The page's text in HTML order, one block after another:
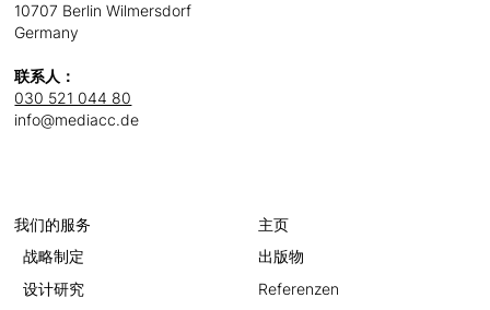
10707 Berlin Wilmersdorf
Germany
联系人：
030 521 044 80
info@mediacc.de
我们的服务
战略制定
设计研究
主页
出版物
Referenzen